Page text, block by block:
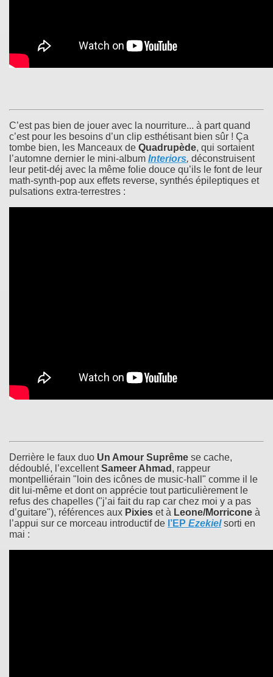
C’est pas bien de jouer avec la nourriture... à part quand
c’est pour les besoins d’un clip esthétisant bien sûr ! Ça
tombe bien, les Manceaux de Quadrupède, qui sortaient
l’automne dernier le mini-album Interiors, déconstruisent
leur petit-déj avec la même folie douce qu’ils le font de leur
math-synth-pop aux effets reverse, synthés épileptiques et
pulsations extra-terrestres :
Derrière le faux duo Un Amour Suprême se cache,
dédoublé, l’excellentSameer Ahmad , rappeur
montpelliérain "loin des icônes de music-hall" comme il le
dit lui-même et dont on apprécie tout particulièrement le
refus des chapelles ("j’ai fait du rap car chez moi y a pas
d’guitare"), références aux Pixies et à Leone/Morricone à
l’appui sur ce morceau introductif de l’EP Ezekiel sorti en
mai :